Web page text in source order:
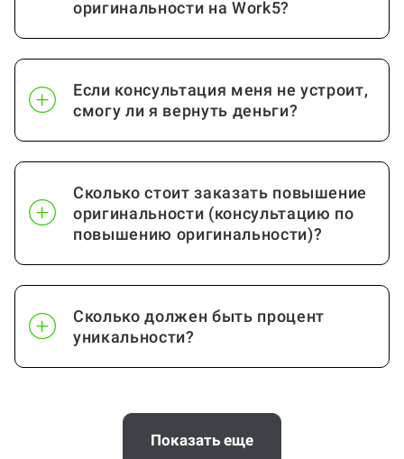
Маркетинг от 0 стр.
Товароведение от 0 стр.
Менеджмент от 0 стр.
оригинальности на Work5?
Если консультация меня не устроит,
смогу ли я вернуть деньги?
Сколько стоит заказать повышение
оригинальности (консультацию по
повышению оригинальности)?
Сколько должен быть процент
уникальности?
Почему антиплагиат показывает
сгенерированный текст?
Показать еще